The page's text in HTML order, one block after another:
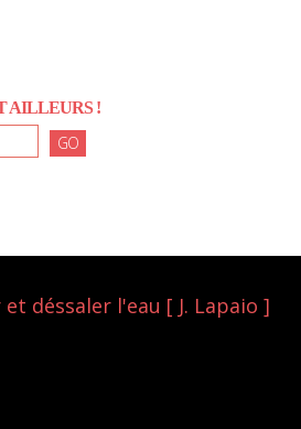
AILLEURS !
GO
déssaler l'eau [ J. Lapaio ]